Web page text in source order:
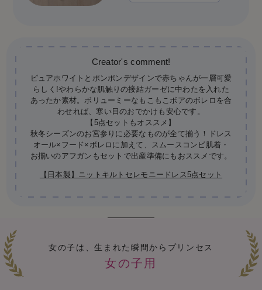
ピュアホワイトとポンポンデザインで赤ちゃんが一層可愛
らしく!やわらかな肌触りの接結ガーゼに中わたを入れた
あったか素材。ボリューミーなもこもこボアのボレロを合
わせれば、寒い日のおでかけも安心です。
【5点セットもオススメ】
秋冬シーズンのお宮参りに必要なものが全て揃う！ドレス
オール×フード×ボレロに加えて、スムースコンビ肌着・
お揃いのアフガンもセットで出産準備にもおススメです。
【日本製】ニットキルトセレモニードレス5点セット
女の子は、生まれた瞬間からプリンセス
女の子用